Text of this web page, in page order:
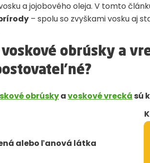
a jojobového oleja. V tomto
– spolu so zvyškami vosku aj
voskové obrúsky a
obrúskyavoskové vrecká sú
alebo ľanová látka